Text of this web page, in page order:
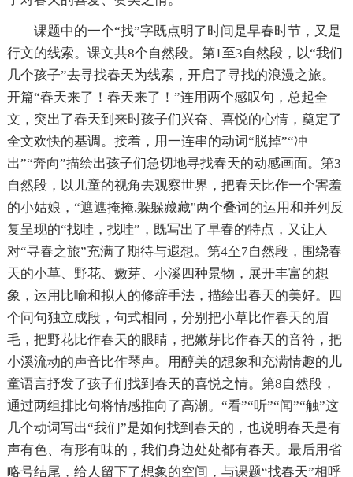
课题中的一个“找”字既点明了时间是早春时节，又是
行文的线索。课文共8个自然段。第1至3自然段，以“我们
几个孩子”去寻找春天为线索，开启了寻找的浪漫之旅。
开篇“春天来了！春天来了！”连用两个感叹句，总起全
文，突出了春天到来时孩子们兴奋、喜悦的心情，奠定了
全文欢快的基调。接着，用一连串的动词“脱掉”“冲
出”“奔向”描绘出孩子们急切地寻找春天的动感画面。第3
自然段，以儿童的视角去观察世界，把春天比作一个害羞
的小姑娘，“遮遮掩掩,躲躲藏藏"两个叠词的运用和并列反
复呈现的“找哇，找哇”，既写出了早春的特点，又让人
对“寻春之旅”充满了期待与遐想。第4至7自然段，围绕春
天的小草、野花、嫩芽、小溪四种景物，展开丰富的想
象，运用比喻和拟人的修辞手法，描绘出春天的美好。四
个问句独立成段，句式相同，分别把小草比作春天的眉
毛，把野花比作春天的眼睛，把嫩芽比作春天的音符，把
小溪流动的声音比作琴声。用醇美的想象和充满情趣的儿
童语言抒发了孩子们找到春天的喜悦之情。第8自然段，
通过两组排比句将情感推向了高潮。“看”“听”“闻”“触”这
几个动词写出“我们”是如何找到春天的，也说明春天是有
声有色、有形有味的，我们身边处处都有春天。最后用省
略号结尾，给人留下了想象的空间，与课题“找春天”相呼